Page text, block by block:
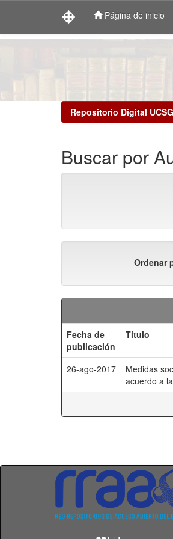
Página de inicio
Repositorio Digital UCSG
Buscar por
Ordenar
Fecha de
publicación
Título
26-ago-2017
Medidas
acuerdo a